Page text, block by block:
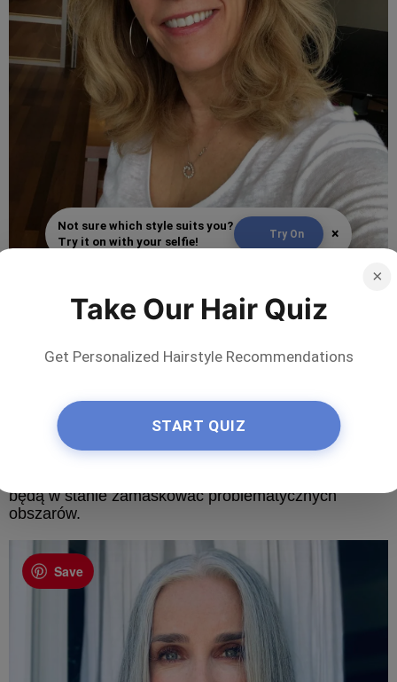
Not sure which style suits you?
Try it on with your selfie!
Try On ×
Istnieją również atrakcyjne długie fryzury dla obwisłej
fryzurami – na przykład spróbuj zrobić lekkie loki lub
po prostu delikatnie podwinąć końcówki. Zawsze
lepiej unikać zbyt „eleganckich” fryzur: chociaż długie
włosy są uważane za najlepszą długość strzyżenia,
będą w stanie zamaskować problematycznych
obszarów.
Save
×
Take Our Hair Quiz
Get Personalized Hairstyle Recommendations
START QUIZ